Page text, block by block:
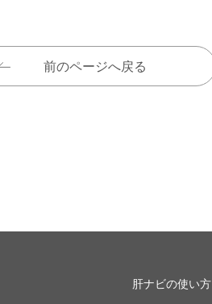
前のページへ戻る
肝ナビの使い方